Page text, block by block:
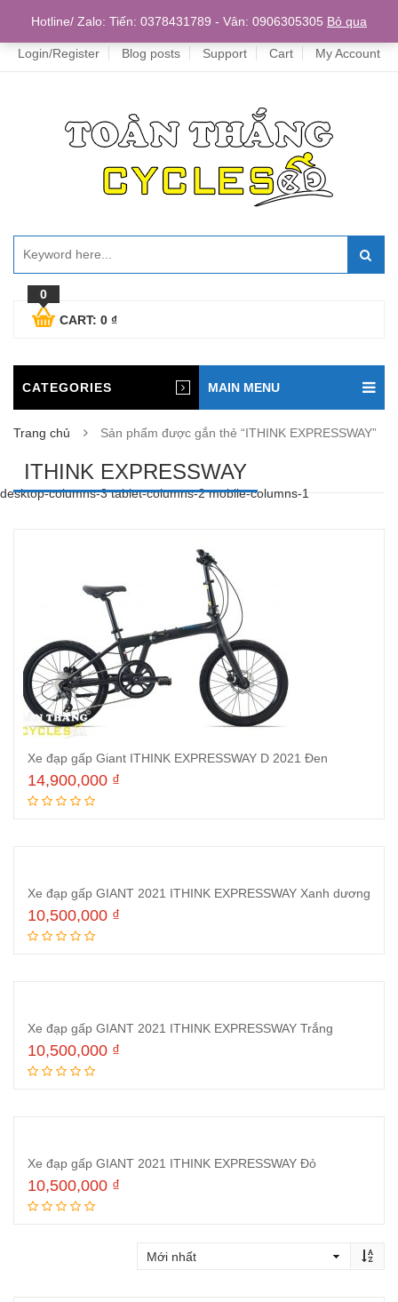
Home
Login/Register Blog posts Support Cart My Account
0
CART: 0 ₫
CATEGORIES MAIN MENU
Trang chủ Sản phẩm được gắn thẻ “ITHINK EXPRESSWAY”
ITHINK EXPRESSWAY
desktop-columns-3 tablet-columns-2 mobile-columns-1
Xe đạp gấp Giant ITHINK EXPRESSWAY D 2021 Đen
14,900,000 ₫
Xe đạp gấp GIANT 2021 ITHINK EXPRESSWAY Xanh dương
10,500,000 ₫
Xe đạp gấp GIANT 2021 ITHINK EXPRESSWAY Trắng
10,500,000 ₫
Xe đạp gấp GIANT 2021 ITHINK EXPRESSWAY Đỏ
10,500,000 ₫
Hotline/ Zalo: Tiến: 0378431789 - Vân: 0906305305 Bỏ qua